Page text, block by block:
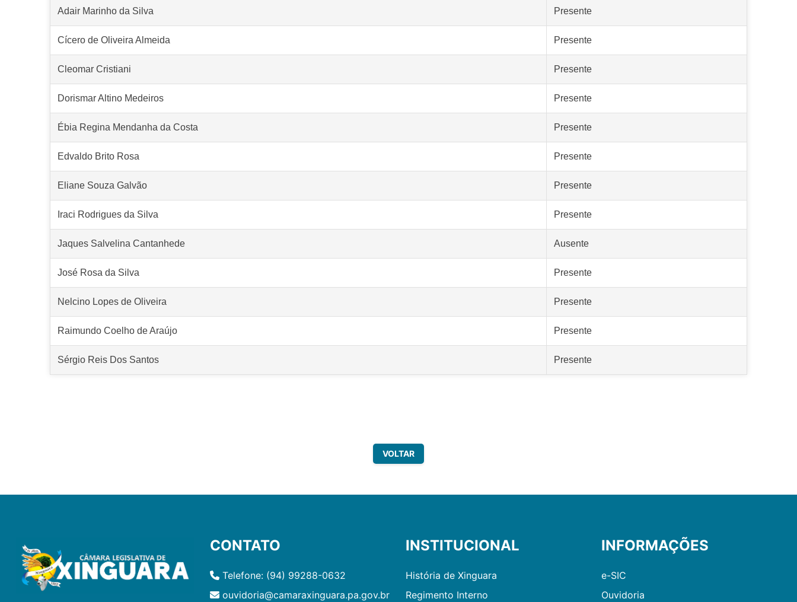
Adair Marinho da Silva Presente
Cícero de Oliveira Almeida Presente
Cleomar Cristiani Presente
Dorismar Altino Medeiros Presente
Ébia Regina Mendanha da Costa Presente
Edvaldo Brito Rosa Presente
Eliane Souza Galvão Presente
Iraci Rodrigues da Silva Presente
Jaques Salvelina Cantanhede Ausente
José Rosa da Silva Presente
Nelcino Lopes de Oliveira Presente
Raimundo Coelho de Araújo Presente
Sérgio Reis Dos Santos Presente
VOLTAR
CONTATO
Telefone: (94) 99288-0632
ouvidoria@camaraxinguara.pa.gov.br
INSTITUCIONAL
História de Xinguara
Regimento Interno
INFORMAÇÕES
e-SIC
Ouvidoria